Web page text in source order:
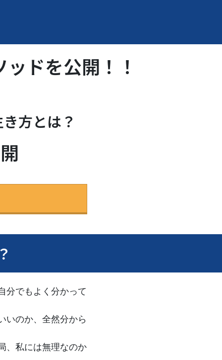
ドを公開！！
方とは？
分でもよく分かって
いのか、全然分から
、私には無理なのか